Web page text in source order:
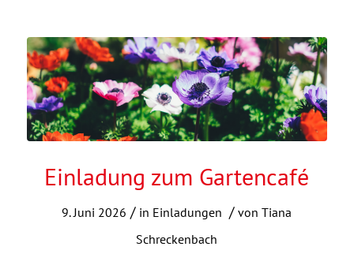
Einladung zum Gartencafé
9. Juni 2026 / in Einladungen / vonTiana
Schreckenbach